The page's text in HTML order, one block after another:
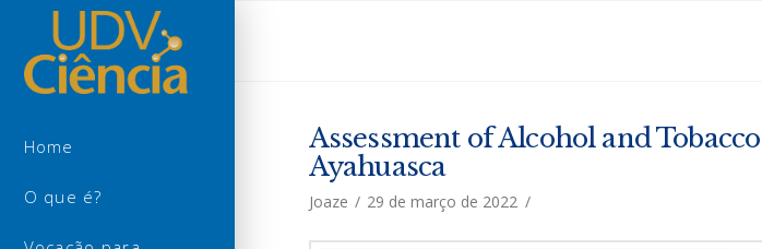
Home
O que é?
Assessment of Alcohol and
Ayahuasca
Joaze 29 de março de 2022